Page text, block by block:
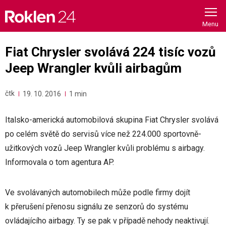
content
Fiat Chrysler svolává 224 tisíc vozů
Jeep Wrangler kvůli airbagům
čtk 19. 10. 2016 1 min
Italsko-americká automobilová skupina Fiat Chrysler svolává
po celém světě do servisů více než 224.000 sportovně-
užitkových vozů Jeep Wrangler kvůli problému s airbagy.
Informovala o tom agentura AP.
Ve svolávaných automobilech může podle firmy dojít
k přerušení přenosu signálu ze senzorů do systému
ovládajícího airbagy. Ty se pak v případě nehody neaktivují.